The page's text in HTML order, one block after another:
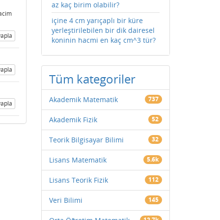
az kaç birim olabilir?
içine 4 cm yarıçaplı bir küre
yerleştirilebilen bir dik dairesel
koninin hacmi en kaç cm^3 tür?
Tüm kategoriler
Akademik Matematik 737
Akademik Fizik 52
Teorik Bilgisayar Bilimi 32
Lisans Matematik 5.6k
Lisans Teorik Fizik 112
Veri Bilimi 145